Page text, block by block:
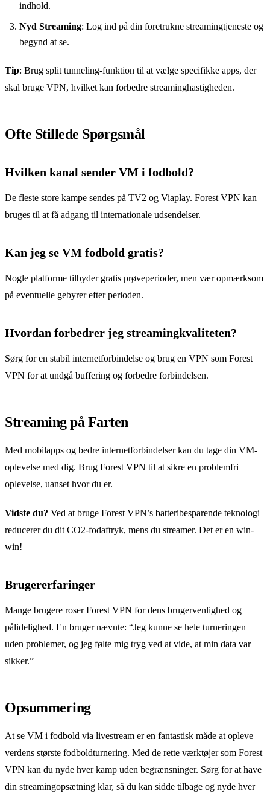
indhold.
Nyd Streaming: Log ind på din foretrukne streamingtjeneste og
begynd at se.
Tip: Brug split tunneling-funktion til at vælge specifikke apps, der
skal bruge VPN, hvilket kan forbedre streaminghastigheden.
Ofte Stillede Spørgsmål
Hvilken kanal sender VM i fodbold?
De fleste store kampe sendes på TV2 og Viaplay. Forest VPN kan
bruges til at få adgang til internationale udsendelser.
Kan jeg se VM fodbold gratis?
Nogle platforme tilbyder gratis prøveperioder, men vær opmærksom
på eventuelle gebyrer efter perioden.
Hvordan forbedrer jeg streamingkvaliteten?
Sørg for en stabil internetforbindelse og brug en VPN som Forest
VPN for at undgå buffering og forbedre forbindelsen.
Streaming på Farten
Med mobilapps og bedre internetforbindelser kan du tage din VM-
oplevelse med dig. Brug Forest VPN til at sikre en problemfri
oplevelse, uanset hvor du er.
Vidste du? Ved at bruge Forest VPN’s batteribesparende teknologi
reducerer du dit CO2-fodaftryk, mens du streamer. Det er en win-
win!
Brugererfaringer
Mange brugere roser Forest VPN for dens brugervenlighed og
pålidelighed. En bruger nævnte: “Jeg kunne se hele turneringen
uden problemer, og jeg følte mig tryg ved at vide, at min data var
sikker.”
Opsummering
At se VM i fodbold via livestream er en fantastisk måde at opleve
verdens største fodboldturnering. Med de rette værktøjer som Forest
VPN kan du nyde hver kamp uden begrænsninger. Sørg for at have
din streamingopsætning klar, så du kan sidde tilbage og nyde hver